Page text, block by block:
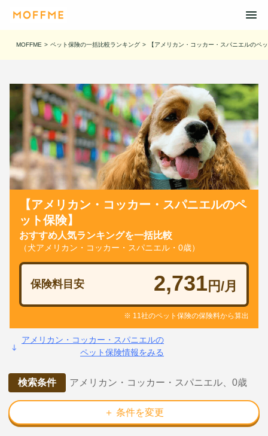
MOFFME > ペット保険の一括比較ランキング > 【アメリカン・コッカー・スパニエルのペ
【アメリカン・コッカー・スパニエルのペ
ット保険】
おすすめ人気ランキングを一括比較
（犬アメリカン・コッカー・スパニエル・0歳）
保険料目安 2,731 円/月
※ 11社のペット保険の保険料から算出
アメリカン・コッカー・スパニエルの
ペット保険情報をみる
検索条件 アメリカン・コッカー・スパニエル、0歳
＋ 条件を変更